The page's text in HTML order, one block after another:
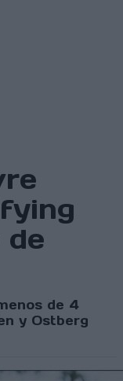
de
de 4
y Ostberg